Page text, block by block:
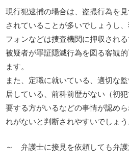
現行犯逮捕の場合は、盗撮行為を
されていることが多いでしょうし
フォンなどは捜査機関に押収される
被疑者が罪証隠滅行為を図る客観
ます。
また、定職に就いている、適切な
居している、前科前歴がない（初
要する方がいるなどの事情が認め
れがないと判断されやすいでしょう
～ 弁護士に接見を依頼しても弁